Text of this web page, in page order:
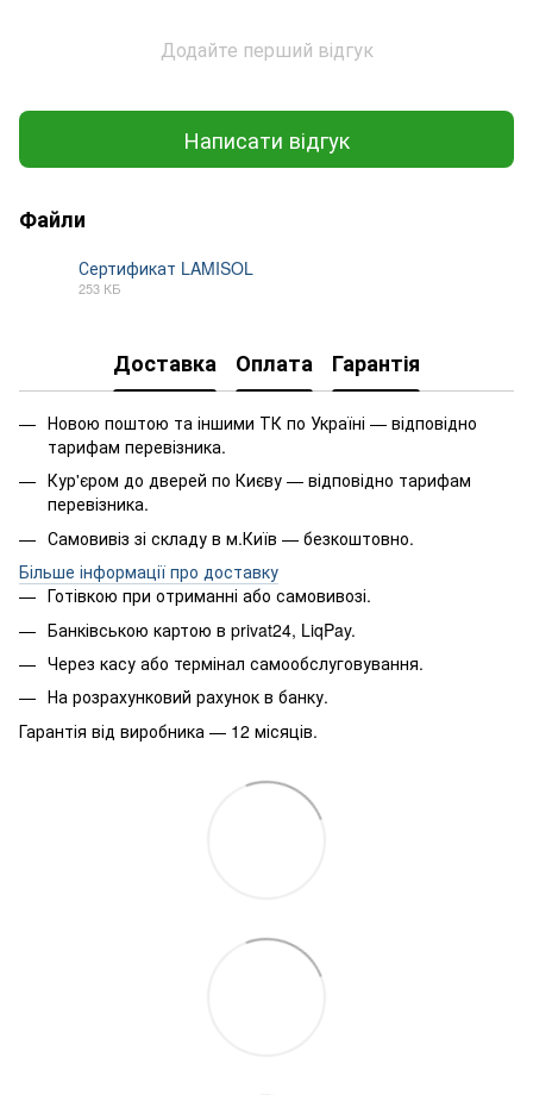
Додайте перший відгук
Написати відгук
Файли
Сертификат LAMISOL
253 КБ
Доставка Оплата Гарантія
Новою поштою та іншими ТК по Україні — відповідно
тарифам перевізника.
Кур'єром до дверей по Києву — відповідно тарифам
перевізника.
Самовивіз зі складу в м.Київ — безкоштовно.
Більше інформації про доставку
Готівкою при отриманні або самовивозі.
Банківською картою в privat24, LiqPay.
Через касу або термінал самообслуговування.
На розрахунковий рахунок в банку.
Гарантія від виробника — 12 місяців.